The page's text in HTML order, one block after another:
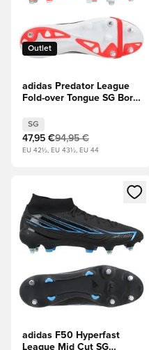
Outlet
adidas Predator League
Fold-over Tongue SG Born
κόκκινο/μαύρο/
Υποδήματα Λευκά
SG
47,95 €94,95 €
EU 42½, EU 43½, EU 44
Ανοίγει ένα Modal για να
adidas F50 Hyperfast
League Mid Cut SG